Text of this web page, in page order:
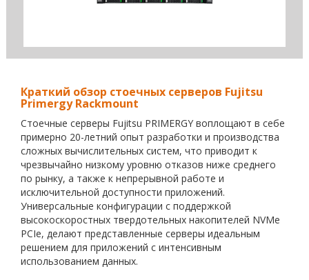
Краткий обзор стоечных серверов Fujitsu
Primergy Rackmount
Стоечные серверы Fujitsu PRIMERGY воплощают в себе
примерно 20-летний опыт разработки и производства
сложных вычислительных систем, что приводит к
чрезвычайно низкому уровню отказов ниже среднего
по рынку, а также к непрерывной работе и
исключительной доступности приложений.
Универсальные конфигурации с поддержкой
высокоскоростных твердотельных накопителей NVMe
PCIe, делают представленные серверы идеальным
решением для приложений с интенсивным
использованием данных.